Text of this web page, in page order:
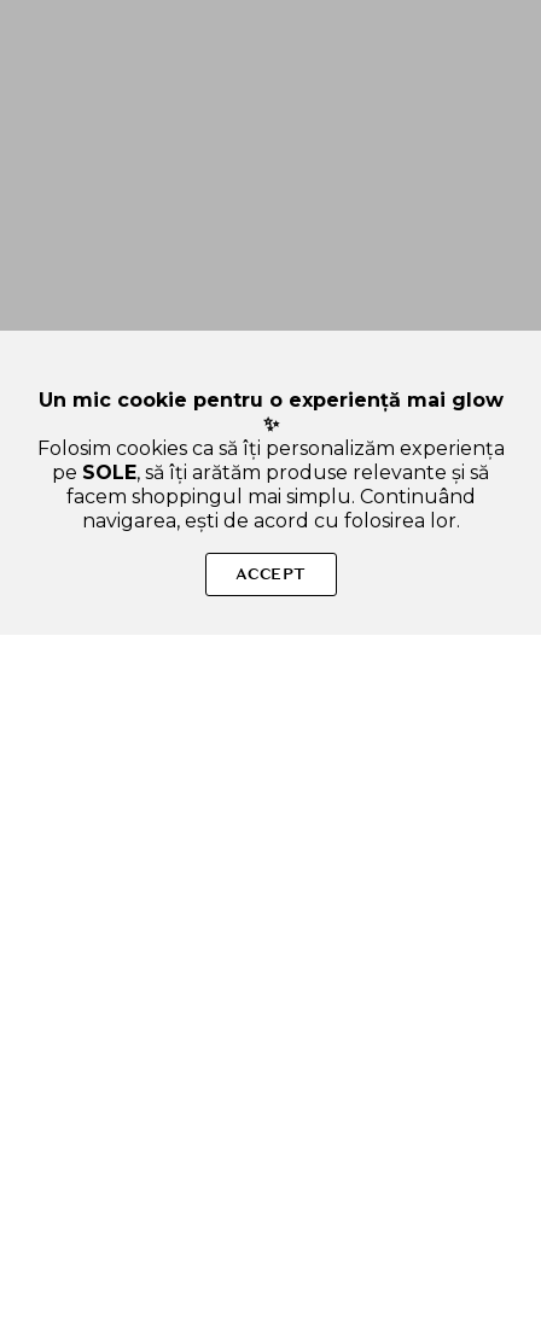
Centella Mild - spuma de curatare formulata cu extract de
Centella Asiatica si acid salicilic, care contribuie la curatarea
Un mic cookie pentru o experiență mai glow
✨
Folosim cookies ca să îți personalizăm experiența
pe SOLE, să îți arătăm produse relevante și să
facem shoppingul mai simplu. Continuând
navigarea, ești de acord cu folosirea lor.
ACCEPT